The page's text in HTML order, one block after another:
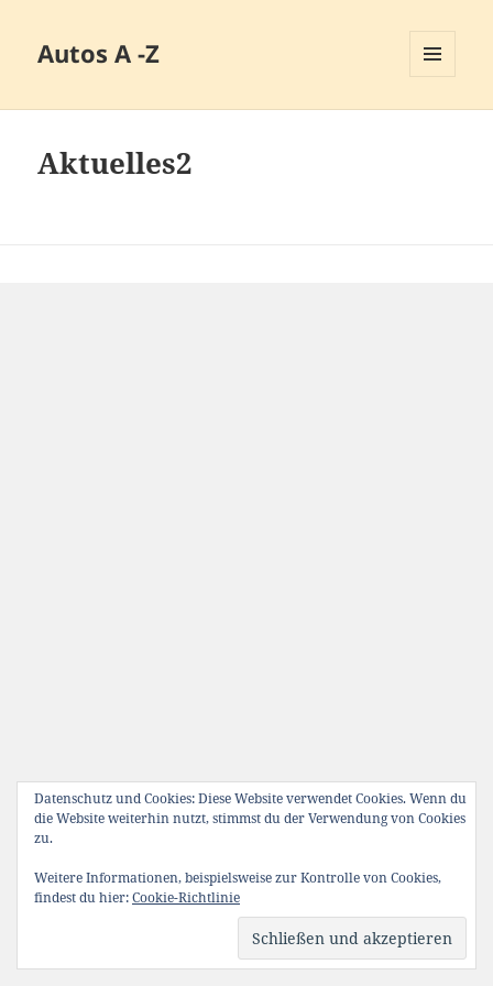
Autos A -Z
Aktuelles2
Datenschutz und Cookies: Diese Website verwendet Cookies. Wenn du
die Website weiterhin nutzt, stimmst du der Verwendung von Cookies
zu.
Weitere Informationen, beispielsweise zur Kontrolle von Cookies,
findest du hier:Cookie-Richtlinie